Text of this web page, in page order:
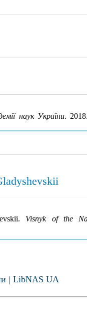
наук України.
Visnyk of the
| LibNAS UA